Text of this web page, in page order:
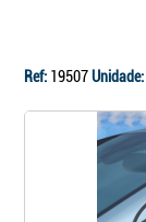
Ref: 19507Unidade: